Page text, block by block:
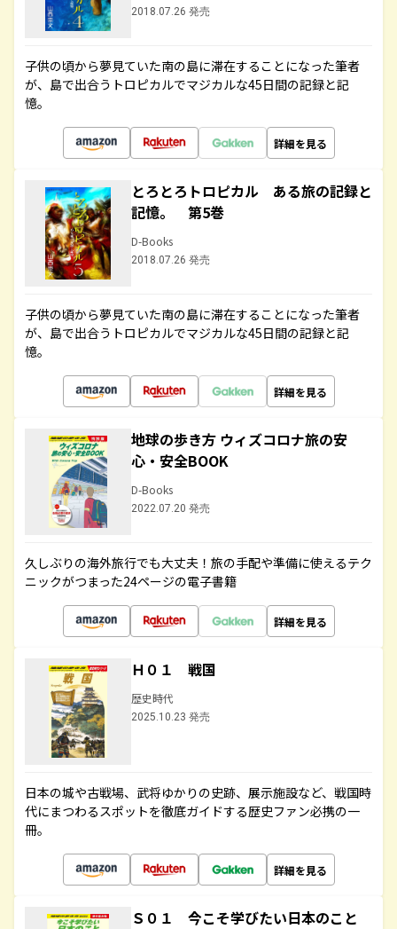
2018.07.26 発売
子供の頃から夢見ていた南の島に滞在することになった筆者
が、島で出合うトロピカルでマジカルな45日間の記録と記
憶。
詳細を見る
とろとろトロピカル ある旅の記録と
記憶。 第5巻
D-Books
2018.07.26 発売
子供の頃から夢見ていた南の島に滞在することになった筆者
が、島で出合うトロピカルでマジカルな45日間の記録と記
憶。
詳細を見る
地球の歩き方 ウィズコロナ旅の安
心・安全BOOK
D-Books
2022.07.20 発売
久しぶりの海外旅行でも大丈夫！旅の手配や準備に使えるテク
ニックがつまった24ページの電子書籍
詳細を見る
Ｈ０１ 戦国
歴史時代
2025.10.23 発売
日本の城や古戦場、武将ゆかりの史跡、展示施設など、戦国時
代にまつわるスポットを徹底ガイドする歴史ファン必携の一
冊。
詳細を見る
Ｓ０１ 今こそ学びたい日本のこと